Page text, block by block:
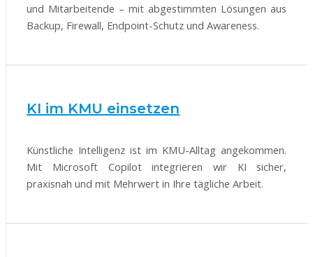
und Mitarbeitende – mit abgestimmten Lösungen aus
Backup, Firewall, Endpoint-Schutz und Awareness.
KI im KMU einsetzen
Künstliche Intelligenz ist im KMU-Alltag angekommen.
Mit Microsoft Copilot integrieren wir KI sicher,
praxisnah und mit Mehrwert in Ihre tägliche Arbeit.